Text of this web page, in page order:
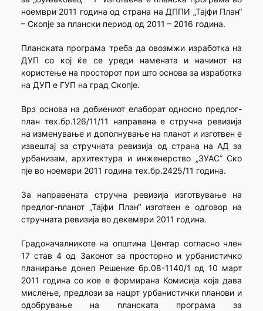
ноември 2011 година од страна на ДППИ „Тајфи План“
– Скопје за плански период од 2011 – 2016 година.
Планската програма треба да овозмжи изработка на
ДУП со кој ќе се уреди намената и начинот на
користење на просторот при што основа за изработка
на ДУП е ГУП на град Скопје.
Врз основа на добиениот елаборат односно предлог-
план тех.бр.126/11/11 направена е стручна ревизија
на изменување и дополнување на планот и изготвен е
извештај за стручната ревизија од страна на АД за
урбанизам, архитектура и инженерство „ЗУАС“ Ско
пје во ноември 2011 година тех.бр.2425/11 година.
За направената стручна ревизија изготвување на
предлог-планот „Тајфи План“ изготвен е одговор на
стручната ревизија во декември 2011 година.
Градоначалникоте на општина Центар согласно член
17 став 4 од Законот за просторно и урбанистичко
планирање донел Решение бр.08-1140/1 од 10 март
2011 година со кое е формирана Комисија која дава
мислење, предлози за нацрт урбанистички планови и
одобрување на планската програма за